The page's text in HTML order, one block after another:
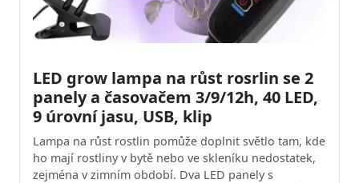
LED grow lampa na růst rosrlin se 2
panely a časovačem 3/9/12h, 40 LED,
9 úrovní jasu, USB, klip
Lampa na růst rostlin pomůže doplnit světlo tam, kde
ho mají rostliny v bytě nebo ve skleníku nedostatek,
zejména v zimním období. Dva LED panely s